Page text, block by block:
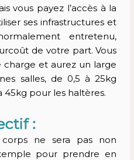
vous payez l’accès à la
ses infrastructures et
entretenu,
de votre part. Vous
charge et aurez un large
salles, de 0,5 à 25kg
45kg pour les haltères.
:
ne sera pas non
pour prendre en